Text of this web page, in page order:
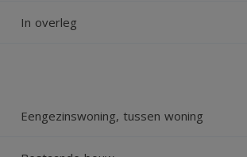
In overleg
Eengezinswoning, tussen woning